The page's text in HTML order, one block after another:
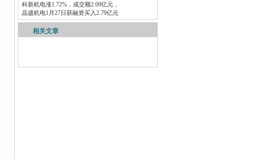
科新机电涨1.72%，成交额2.09亿元，
晶盛机电1月27日获融资买入2.79亿元
相关文章